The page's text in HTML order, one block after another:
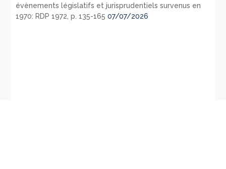
évènements législatifs et jurisprudentiels survenus en
1970: RDP 1972, p. 135-165 07/07/2026